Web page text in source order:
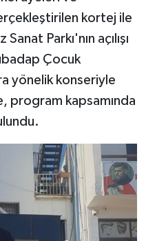
kortej ile
Parkı'nın açılışı
Çocuk
yönelik konseriyle
program kapsamında